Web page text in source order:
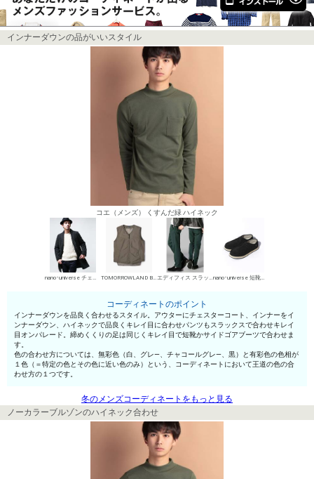
インナーダウンの品がいいスタイル
コエ（メンズ） くすんだ緑 ハイネック
nano･universe チェスターコート TOMORROWLAND BUYING WEAR インナーダウン エディフィス スラックス nano･universe 短靴・レザーシューズ
コーディネートのポイント
インナーダウンを品良く合わせるスタイル。アウターにチェスターコート、インナーをイ
ンナーダウン、ハイネックで品良くキレイ目に合わせパンツもスラックスで合わせキレイ
目オンパレード。締めくくりの足は同じくキレイ目で短靴かサイドゴアブーツで合わせま
す。
色の合わせ方については、無彩色（白、グレ—、チャコールグレ—、黒）と有彩色の色相が
１色（＝特定の色とその色に近い色のみ）という、コーディネートにおいて王道の色の合
わせ方の１つです。
冬のメンズコーディネートをもっと見る
ノーカラーブルゾンのハイネック合わせ